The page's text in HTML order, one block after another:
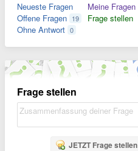
Neueste Fragen
Offene Fragen 19
Ohne Antwort 0
Meine Fragen
Frage stellen
Frage stellen
JETZT Frage stellen